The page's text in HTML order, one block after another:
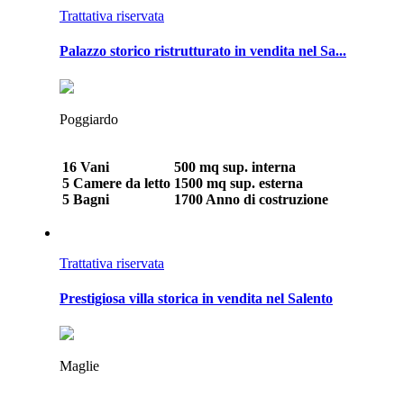
Trattativa riservata
Palazzo storico ristrutturato in vendita nel Sa...
Poggiardo
16 Vani
5 Camere da letto
5 Bagni
500 mq sup. interna
1500 mq sup. esterna
1700 Anno di costruzione
Trattativa riservata
Prestigiosa villa storica in vendita nel Salento
Maglie